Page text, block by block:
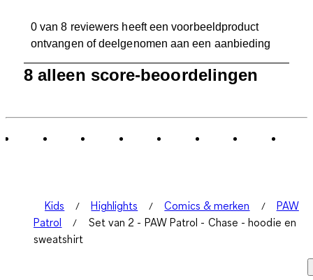
0 van 8 reviewers heeft een voorbeeldproduct
ontvangen of deelgenomen aan een aanbieding
van
8 alleen score-beoordelingen
Kids Highlights Comics & merken
PAW
Patrol
Set van 2 - PAW Patrol - Chase - hoodie en
sweatshirt